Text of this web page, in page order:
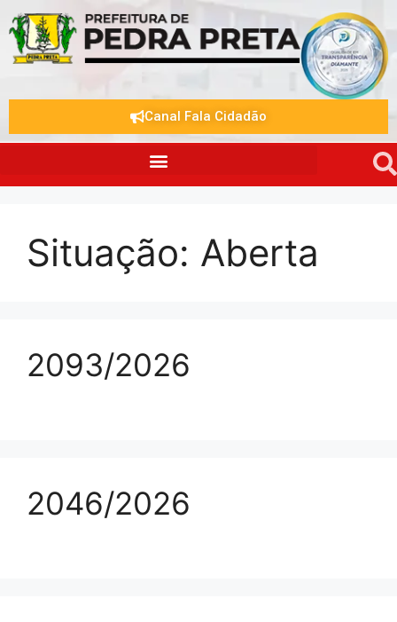
Canal Fala Cidadão
Situação: Aberta
2093/2026
2046/2026